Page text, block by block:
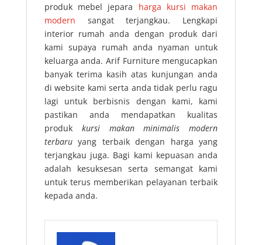
produk mebel jepara harga kursi makan
modern sangat terjangkau. Lengkapi
interior rumah anda dengan produk dari
kami supaya rumah anda nyaman untuk
keluarga anda. Arif Furniture mengucapkan
banyak terima kasih atas kunjungan anda
di website kami serta anda tidak perlu ragu
lagi untuk berbisnis dengan kami, kami
pastikan anda mendapatkan kualitas
produk kursi makan minimalis modern
terbaruyang terbaik dengan harga yang
terjangkau juga. Bagi kami kepuasan anda
adalah kesuksesan serta semangat kami
untuk terus memberikan pelayanan terbaik
kepada anda.